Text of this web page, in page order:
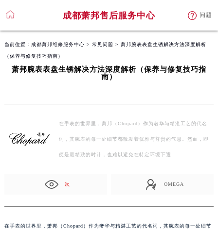
成都萧邦售后服务中心 问题
当前位置： 成都萧邦维修服务中心 > 常见问题 > 萧邦腕表表盘生锈解决方法深度解析
（保养与修复技巧指南）
萧邦腕表表盘生锈解决方法深度解析（保养与修复技巧指
南）
在手表的世界里，萧邦（Chopard）作为奢华与精湛工艺的代名
词，其腕表的每一处细节都散发着优雅与尊贵的气息。然而，即
便是最精致的时计，也难以避免在特定环境下遭…
次 OMEGA
在手表的世界里，萧邦（Chopard）作为奢华与精湛工艺的代名词，其腕表的每一处细节